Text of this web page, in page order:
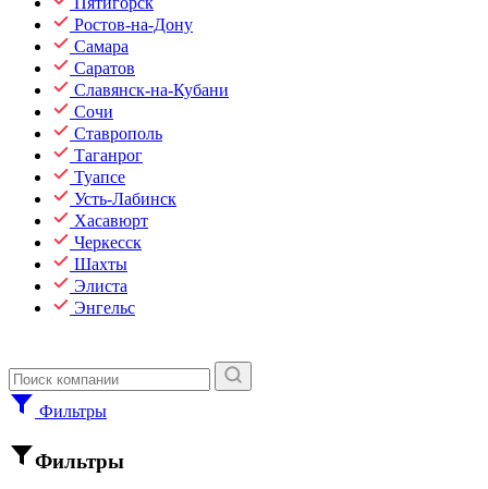
Ростов-на-Дону
Самара
Саратов
Славянск-на-Кубани
Сочи
Ставрополь
Таганрог
Туапсе
Усть-Лабинск
Хасавюрт
Черкесск
Шахты
Элиста
Энгельс
Фильтры
Фильтры